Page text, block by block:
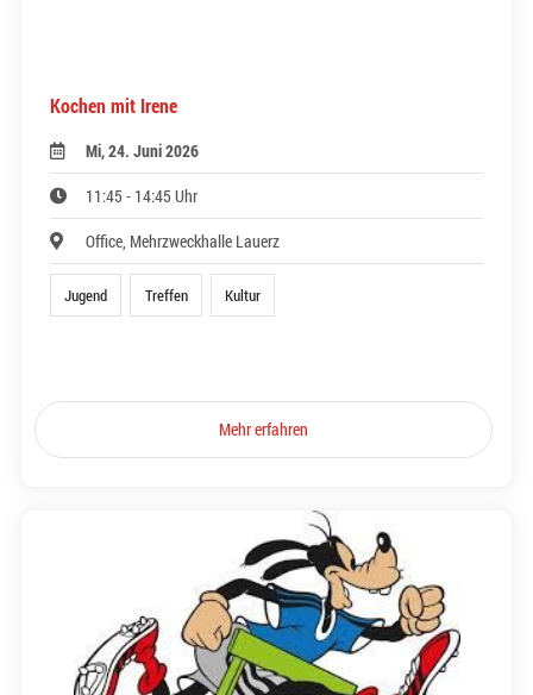
Kochen mit Irene
Mi, 24. Juni 2026
11:45 - 14:45 Uhr
Office, Mehrzweckhalle Lauerz
Jugend Treffen Kultur
Mehr erfahren